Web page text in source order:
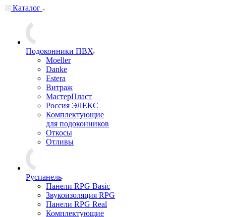
Каталог
Подоконники ПВХ
Moeller
Danke
Estera
Витраж
МастерПласт
Россия ЭЛЕКС
Комплектующие
для подоконников
Откосы
Отливы
Руспанель
Панели RPG Basic
Звукоизоляция RPG
Панели RPG Real
Комплектующие